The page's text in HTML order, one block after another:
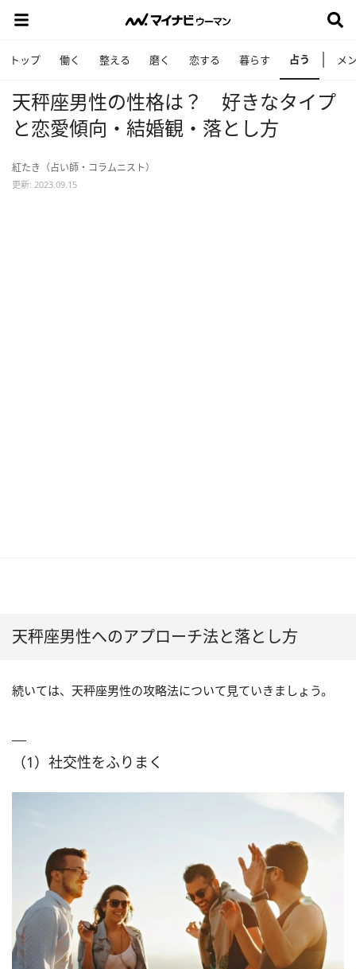
トップ 働く 整える 磨く 恋する 暮らす 占う メ
天秤座男性の性格は？ 好きなタイプ
と恋愛傾向・結婚観・落とし方
紅たき（占い師・コラムニスト）
更新: 2023.09.15
天秤座男性へのアプローチ法と落とし方
続いては、天秤座男性の攻略法について見ていきましょう。
（1）社交性をふりまく